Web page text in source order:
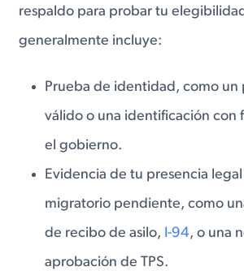
respaldo para probar tu
generalmente incluye:
Prueba de identidad, como un
válido o una identificación con
el gobierno.
Evidencia de tu presencia legal
migratorio pendiente, como
de recibo de asilo, I-94, o una
aprobación de TPS.